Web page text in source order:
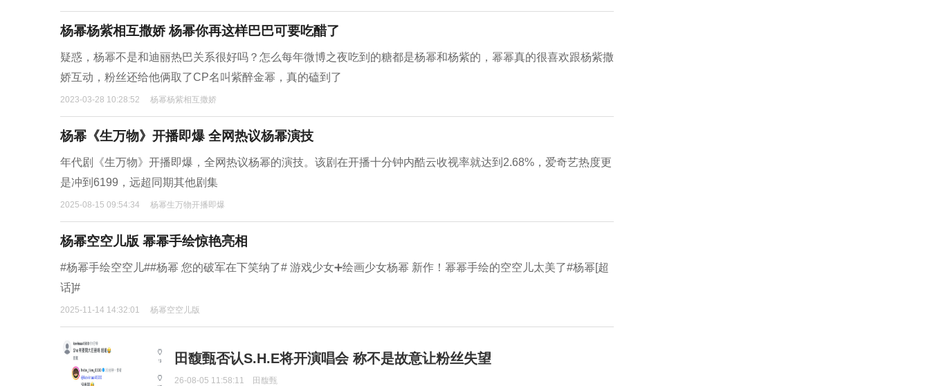
杨幂杨紫相互撒娇 杨幂你再这样巴巴可要吃醋了
疑惑，杨幂不是和迪丽热巴关系很好吗？怎么每年微博之夜吃到的糖都是杨幂和杨紫的，幂幂真的很喜欢跟杨紫撒
娇互动，粉丝还给他俩取了CP名叫紫醉金幂，真的磕到了
2023-03-28 10:28:52 杨幂杨紫相互撒娇
杨幂《生万物》开播即爆 全网热议杨幂演技
年代剧《生万物》开播即爆，全网热议杨幂的演技。该剧在开播十分钟内酷云收视率就达到2.68%，爱奇艺热度更
是冲到6199，远超同期其他剧集
2025-08-15 09:54:34 杨幂生万物开播即爆
杨幂空空儿版 幂幂手绘惊艳亮相
#杨幂手绘空空儿##杨幂 您的破军在下笑纳了# 游戏少女➕绘画少女杨幂 新作！幂幂手绘的空空儿太美了#杨幂[超
话]#
2025-11-14 14:32:01 杨幂空空儿版
田馥甄否认S.H.E将开演唱会 称不是故意让粉丝失望
26-08-05 11:58:11 田馥甄